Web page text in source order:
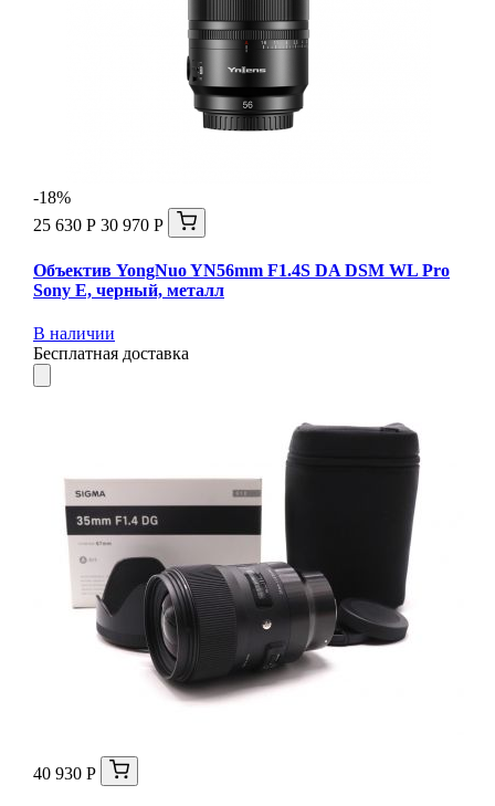
-18%
25 630 Р 30 970 Р
Объектив YongNuo YN56mm F1.4S DA DSM WL Pro
Sony E, черный, металл
В наличии
Бесплатная доставка
40 930 Р